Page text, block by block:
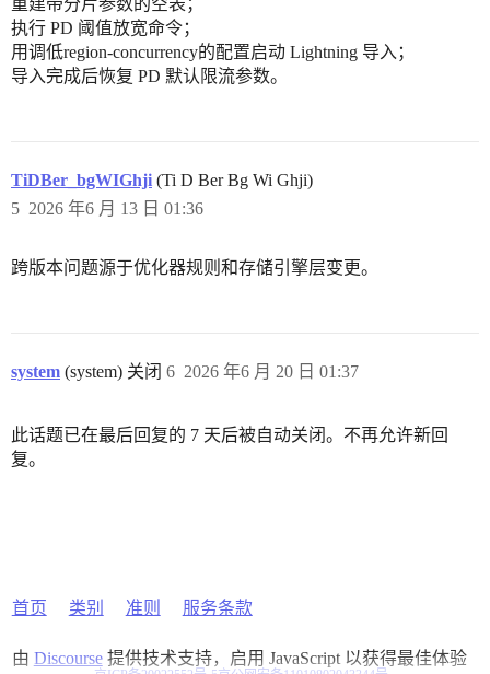
重建带分片参数的空表；
执行 PD 阈值放宽命令；
用调低region-concurrency的配置启动 Lightning 导入；
导入完成后恢复 PD 默认限流参数。
TiDBer_bgWIGhji (Ti D Ber Bg Wi Ghji)
2026 年6 月 13 日 01:36
5
跨版本问题源于优化器规则和存储引擎层变更。
system (system) 关闭 2026 年6 月 20 日 01:37
6
此话题已在最后回复的 7 天后被自动关闭。不再允许新回
复。
首页 类别 准则 服务条款
由 Discourse提供技术支持，启用 JavaScript 以获得最佳体验